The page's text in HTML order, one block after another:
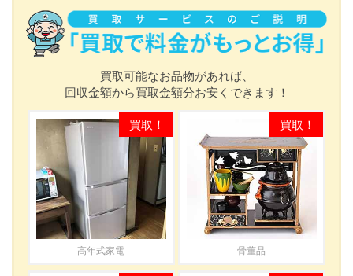
買取可能なお品物があれば、
回収金額から買取金額分お安くできます！
高年式家電 骨董品